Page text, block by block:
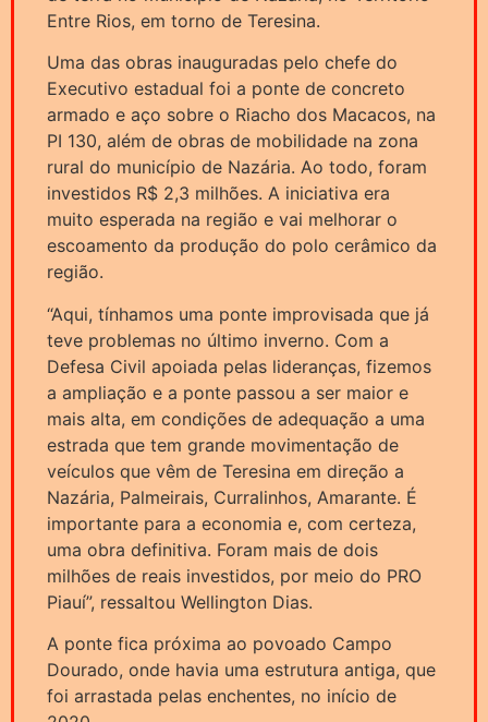
Entre Rios, em torno de Teresina.
Uma das obras inauguradas pelo chefe do
Executivo estadual foi a ponte de concreto
armado e aço sobre o Riacho dos Macacos, na
PI 130, além de obras de mobilidade na zona
rural do município de Nazária. Ao todo, foram
investidos R$ 2,3 milhões. A iniciativa era
muito esperada na região e vai melhorar o
escoamento da produção do polo cerâmico da
região.
“Aqui, tínhamos uma ponte improvisada que já
teve problemas no último inverno. Com a
Defesa Civil apoiada pelas lideranças, fizemos
a ampliação e a ponte passou a ser maior e
mais alta, em condições de adequação a uma
estrada que tem grande movimentação de
veículos que vêm de Teresina em direção a
Nazária, Palmeirais, Curralinhos, Amarante. É
importante para a economia e, com certeza,
uma obra definitiva. Foram mais de dois
milhões de reais investidos, por meio do PRO
Piauí”, ressaltou Wellington Dias.
A ponte fica próxima ao povoado Campo
Dourado, onde havia uma estrutura antiga, que
foi arrastada pelas enchentes, no início de